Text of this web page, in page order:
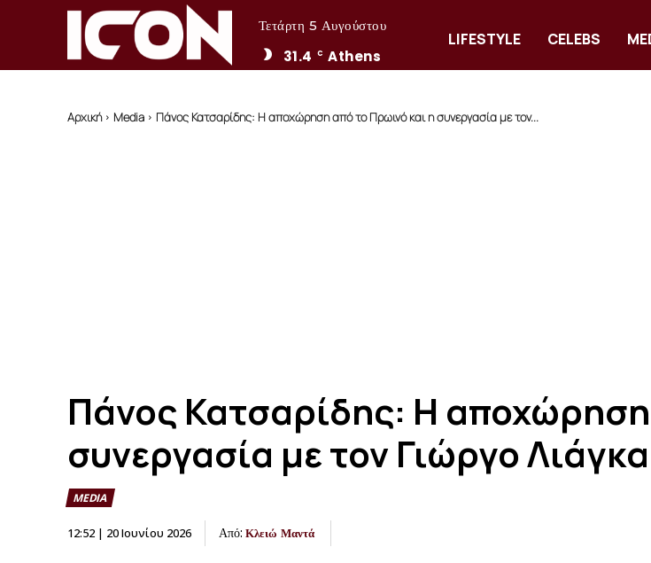
Τετάρτη 5 Αυγούστου
31.4 C Athens
LIFESTYLE CELEBS
Αρχική Media Πάνος Κατσαρίδης: Η αποχώρηση από το Πρωινό και η συνεργασία με τον...
Πάνος Κατσαρίδης: Η
συνεργασία με τον Γιώργο Λιάγκα
MEDIA
12:52 | 20 Ιουνίου 2026 Από: Κλειώ Μαντά